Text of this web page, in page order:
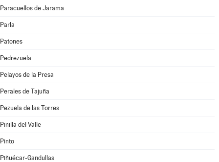
Paracuellos de Jarama
Parla
Patones
Pedrezuela
Pelayos de la Presa
Perales de Tajuña
Pezuela de las Torres
Pinilla del Valle
Pinto
Piñuécar-Gandullas